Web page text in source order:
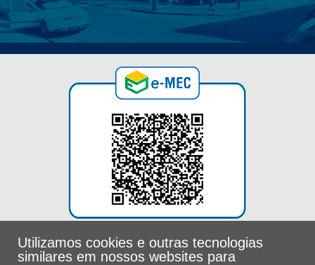
Utilizamos cookies e outras tecnologias
similares em nossos websites para